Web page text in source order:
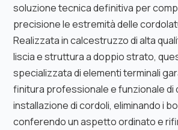
soluzione tecnica definitiva per
precisione le estremità delle
Realizzata in calcestruzzo di alta
liscia e struttura a doppio strato,
specializzata di elementi terminali
finitura professionale e funzionale di
installazione di cordoli, eliminando i
conferendo un aspetto ordinato e